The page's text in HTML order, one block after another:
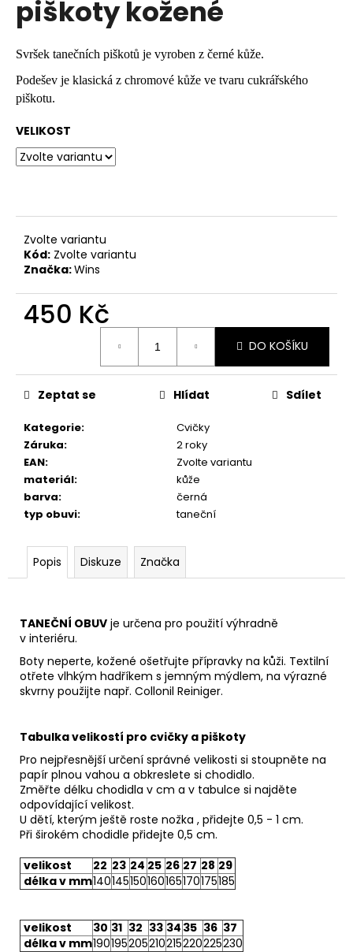
piškoty kožené
Svršek tanečních piškotů je vyroben z černé kůže.
Podešev je klasická z chromové kůže ve tvaru cukrářského
piškotu.
VELIKOST
Zvolte variantu
Kód: Zvolte variantu
Značka:Wins
450 Kč
DO KOŠÍKU
Kategorie:
Cvičky
Záruka:
2 roky
EAN:
Zvolte variantu
materiál:
kůže
barva:
černá
typ obuvi: taneční
Zeptat se Hlídat Sdílet
Popis Diskuze Značka
TANEČNÍ OBUV je určena pro použití výhradně
v interiéru.
Boty neperte, kožené ošetřujte přípravky na kůži. Textilní
otřete vlhkým hadříkem s jemným mýdlem, na výrazné
skvrny použijte např. Collonil Reiniger.
Tabulka velikostí pro cvičky a piškoty
Pro nejpřesnější určení správné velikosti si stoupněte na
papír plnou vahou a obkreslete si chodidlo.
Změřte délku chodidla v cm a v tabulce si najděte
odpovídající velikost.
U dětí, kterým ještě roste nožka , přidejte 0,5 - 1 cm.
Při širokém chodidle přidejte 0,5 cm.
velikost
22 23 24 25 26 27 28 29
délka v mm140145150160165170175185
velikost 30 31 32 33 34 35 36 37
délka v mm190195205210215220225230
a
í
t
?
D
o
u
m
e
TANEČNÍ
BOTY
ŠPIČKOU
RUMMOS
RKAR
ČERNÝ
2
890
Kč